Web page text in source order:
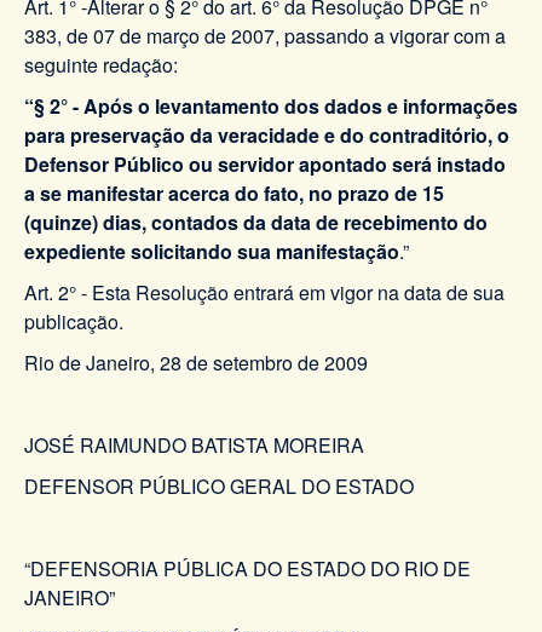
Art. 1° -Alterar o § 2° do art. 6° da Resolução DPGE n°
383, de 07 de março de 2007, passando a vigorar com a
seguinte redação:
“§ 2° - Após o levantamento dos dados e informações
para preservação da veracidade e do contraditório, o
Defensor Público ou servidor apontado será instado
a se manifestar acerca do fato, no prazo de 15
(quinze) dias, contados da data de recebimento do
expediente solicitando sua manifestação.”
Art. 2° - Esta Resolução entrará em vigor na data de sua
publicação.
Rio de Janeiro, 28 de setembro de 2009
JOSÉ RAIMUNDO BATISTA MOREIRA
DEFENSOR PÚBLICO GERAL DO ESTADO
“DEFENSORIA PÚBLICA DO ESTADO DO RIO DE
JANEIRO”